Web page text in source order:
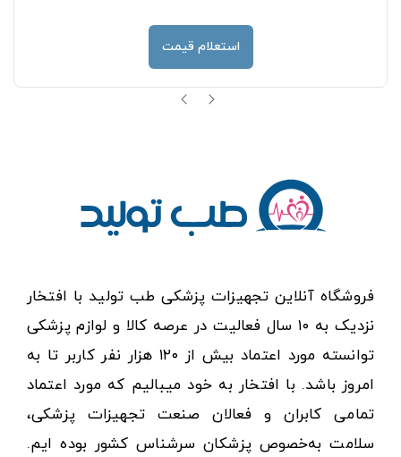
استعلام قیمت
فروشگاه آنلاین تجهیزات پزشکی طب تولید با افتخار
نزدیک به ۱۰ سال فعالیت در عرصه کالا و لوازم پزشکی
توانسته مورد اعتماد بیش از ۱۲۰ هزار نفر کاربر تا به
امروز باشد. با افتخار به خود میبالیم که مورد اعتماد
تمامی کابران و فعالان صنعت تجهیزات پزشکی،
سلامت به‌خصوص پزشکان سرشناس کشور بوده ایم.